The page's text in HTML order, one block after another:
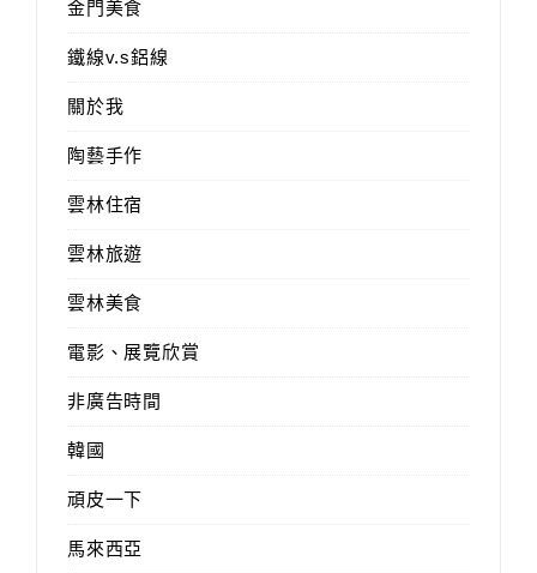
金門美食
鐵線v.s鋁線
關於我
陶藝手作
雲林住宿
雲林旅遊
雲林美食
電影、展覽欣賞
非廣告時間
韓國
頑皮一下
馬來西亞